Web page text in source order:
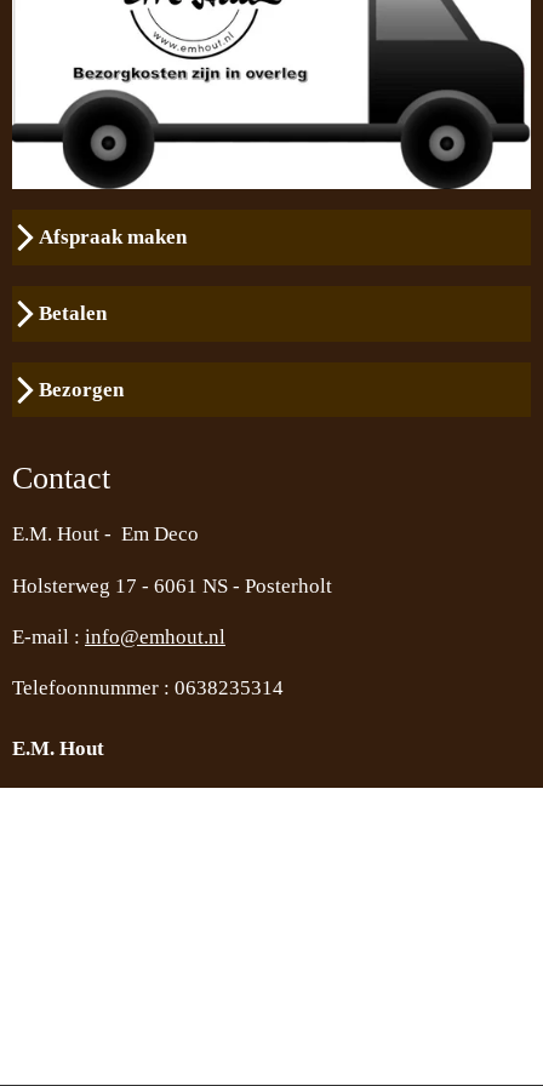
Afspraak maken
Betalen
Bezorgen
Contact
E.M. Hout - Em Deco
Holsterweg 17 - 6061 NS - Posterholt
E-mail : info@emhout.nl
Telefoonnummer : 0638235314
E.M. Hout